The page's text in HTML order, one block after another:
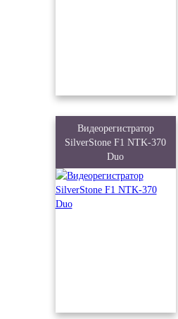
Видеорегистратор
SilverStone F1 NTK-370
Duo